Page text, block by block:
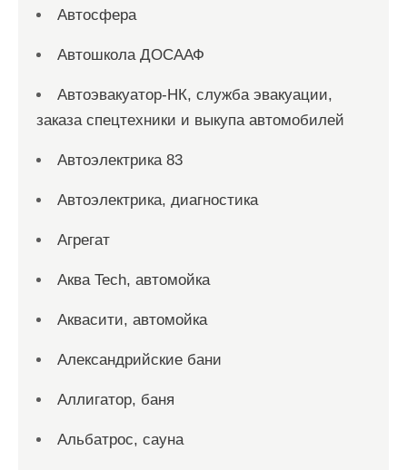
Автосфера
Автошкола ДОСААФ
Автоэвакуатор-НК, служба эвакуации,
заказа спецтехники и выкупа автомобилей
Автоэлектрика 83
Автоэлектрика, диагностика
Агрегат
Аква Tech, автомойка
Аквасити, автомойка
Александрийские бани
Аллигатор, баня
Альбатрос, сауна